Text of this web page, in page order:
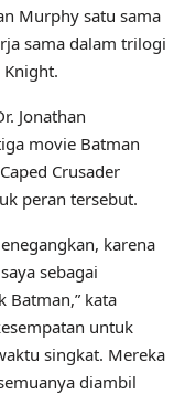
Murphy satu sama
sama dalam trilogi
Jonathan
movie Batman
Crusader
peran tersebut.
karena
sebagai
Batman,” kata
untuk
singkat. Mereka
diambil